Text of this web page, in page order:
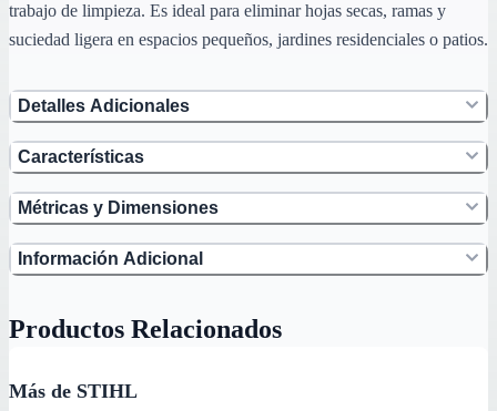
trabajo de limpieza. Es ideal para eliminar hojas secas, ramas y
suciedad ligera en espacios pequeños, jardines residenciales o patios.
Detalles Adicionales
Características
Métricas y Dimensiones
Información Adicional
Productos Relacionados
Más de STIHL